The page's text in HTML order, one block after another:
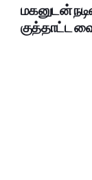
மகனுடன்
குத்தாட்ட